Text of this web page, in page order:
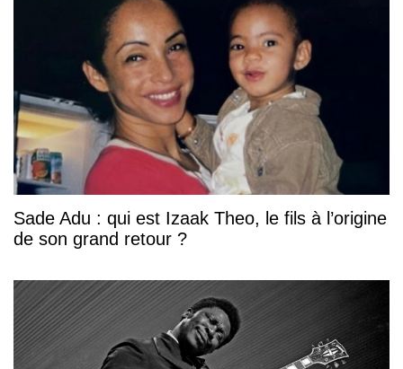
Sade Adu : qui est Izaak Theo, le fils à l’origine
de son grand retour ?